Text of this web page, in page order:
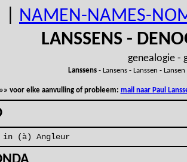
NAMEN-NAMES-
LANSSENS -
genealogie -
Lanssens- Lansens - Lanssen -
voor elke aanvulling of probleem: mail naar Paul
in (à) Angleur